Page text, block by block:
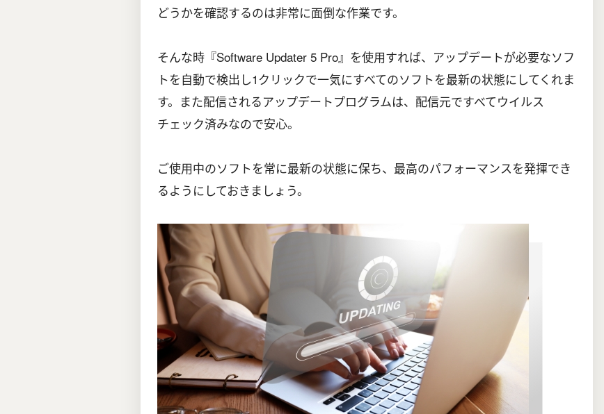
どうかを確認するのは非常に面倒な作業です。
そんな時『Software Updater 5 Pro』を使用すれば、アップデートが必要なソフ
トを自動で検出し1クリックで一気にすべてのソフトを最新の状態にしてくれま
す。また配信されるアップデートプログラムは、配信元ですべてウイルス
チェック済みなので安心。
ご使用中のソフトを常に最新の状態に保ち、最高のパフォーマンスを発揮でき
るようにしておきましょう。